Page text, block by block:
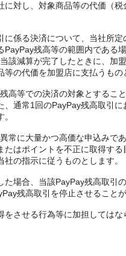
対し、対象商品等の代価（
係る決済について、当社所
残高等の範囲内である
該減算が完了したときに、加
の代価を加盟店に支払うもの
高等での決済の対象とする
通常1回のPayPay残高取引
常に大量かつ高価な申込みで
はポイントを不正に取得す
の指示に従うものとします。
場合、当該PayPay残高取引
残高取引を停止させること
させる行為等に加担してはな